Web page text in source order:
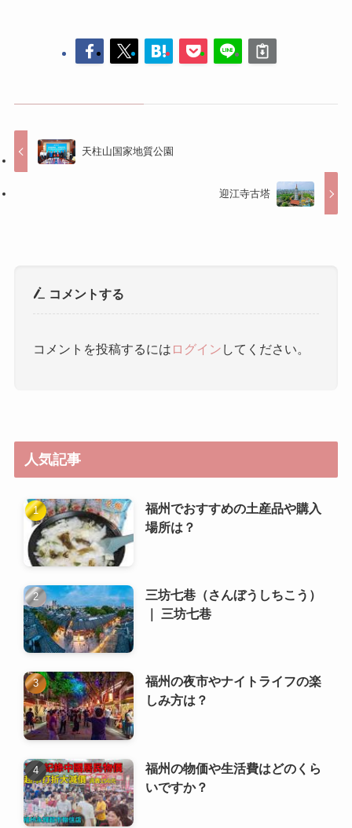
天柱山国家地質公園
迎江寺古塔
コメントする
コメントを投稿するには ログイン してください。
人気記事
福州でおすすめの土産品や購入
場所は？
三坊七巷（さんぼうしちこう）
｜ 三坊七巷
福州の夜市やナイトライフの楽
しみ方は？
福州の物価や生活費はどのくら
いですか？